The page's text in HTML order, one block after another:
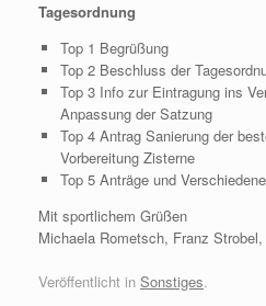
Tagesordnung
Top 1 Begrüßung
Top 2 Beschluss der
Top 3 Info zur Eintragung ins
Anpassung der Satzung
Top 4 Antrag Sanierung der
Vorbereitung Zisterne
Top 5 Anträge und
Mit sportlichem Grüßen
Michaela Rometsch, Franz
Veröffentlicht in Sonstiges.